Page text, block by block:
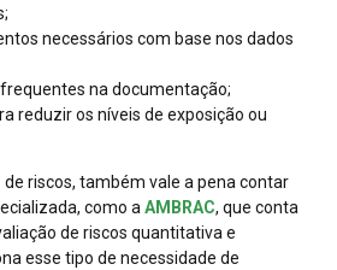
necessários com base nos dados
na documentação;
reduzir os níveis de exposição ou
riscos, também vale a pena contar
como a AMBRAC, que conta
de riscos quantitativa e
esse tipo de necessidade de